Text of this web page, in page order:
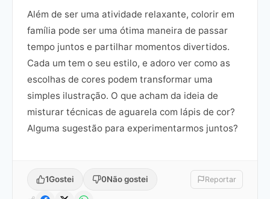
Além de ser uma atividade relaxante, colorir em
família pode ser uma ótima maneira de passar
tempo juntos e partilhar momentos divertidos.
Cada um tem o seu estilo, e adoro ver como as
escolhas de cores podem transformar uma
simples ilustração. O que acham da ideia de
misturar técnicas de aguarela com lápis de cor?
Alguma sugestão para experimentarmos juntos?
1Gostei 0Não gostei Reportar